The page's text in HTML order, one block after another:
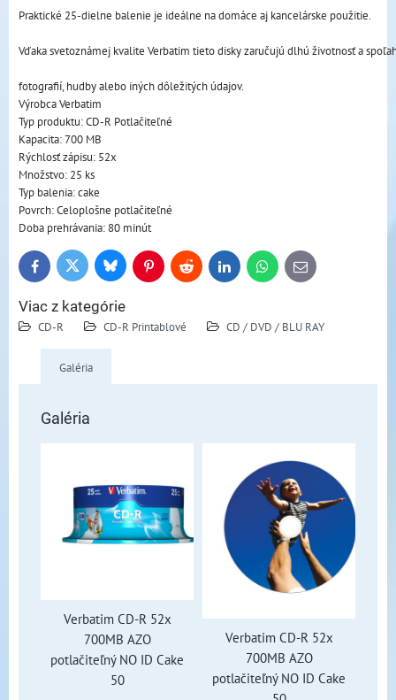
Praktické 25-dielne balenie je ideálne na domáce aj kancelárske použitie.
Vďaka svetoznámej kvalite Verbatim tieto disky zaručujú dlhú životnosť a
fotografií, hudby alebo iných dôležitých údajov.
Výrobca Verbatim
Typ produktu: CD-R Potlačiteľné
Kapacita: 700 MB
Rýchlosť zápisu: 52x
Množstvo: 25 ks
Typ balenia: cake
Povrch: Celoplošne potlačiteľné
Doba prehrávania: 80 minút
FacebookTwitter BlueskyPinterestReddit LinkedInWhatsApp
E-
mail
Viac z kategórie
CD-R CD-R Printablové CD / DVD / BLU RAY
Galéria
Galéria
Verbatim CD-R 52x
700MB AZO
potlačiteľný NO ID Cake
50
Verbatim CD-R 52x
700MB AZO
potlačiteľný NO ID Cake